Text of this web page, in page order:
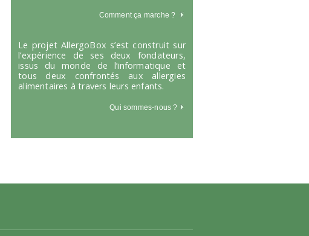
Comment ça marche ?
Le projet AllergoBox s’est construit sur
l’expérience de ses deux fondateurs,
issus du monde de l’informatique et
tous deux confrontés aux allergies
alimentaires à travers leurs enfants.
Qui sommes-nous ?